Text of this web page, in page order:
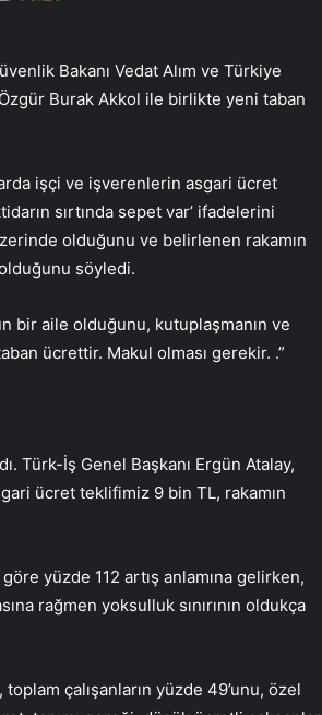
Bakanı Vedat Alım ve Türkiye
Burak Akkol ile birlikte yeni taban
işçi ve işverenlerin asgari ücret
sırtında sepet var’ ifadelerini
olduğunu ve belirlenen rakamın
söyledi.
bir aile olduğunu, kutuplaşmanın ve
ücrettir. Makul olması gerekir. .”
Türk-İş Genel Başkanı Ergün Atalay,
ücret teklifimiz 9 bin TL, rakamın
yüzde 112 artış anlamına gelirken,
rağmen yoksulluk sınırının oldukça
çalışanların yüzde 49’unu, özel